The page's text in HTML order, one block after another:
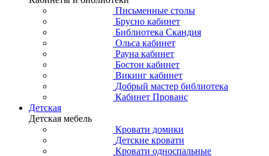
Письменные столы
Брусно кабинет
Библиотека Скандия
Ольса кабинет
Рауна кабинет
Бостон кабинет
Викинг кабинет
Добрый мастер библиотека
Кабинет Прованс
Детская
Детская мебель
Кровати домики
Детские кровати
Кровати односпальные